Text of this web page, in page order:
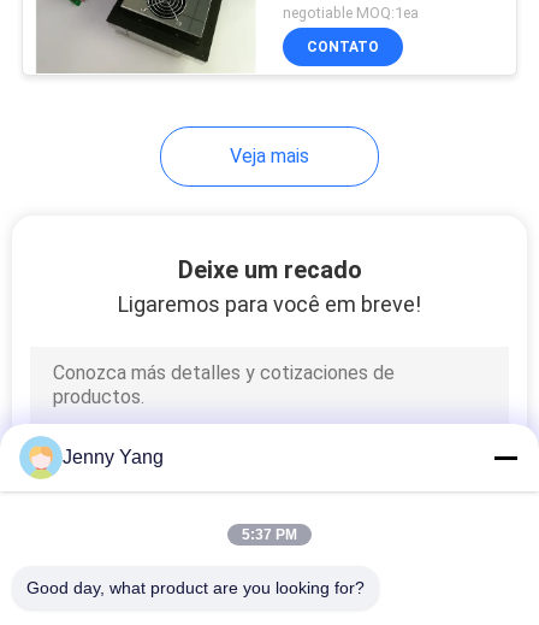
Pin Molex refrigerar
líquido 25000 vezes
negotiable MOQ:1ea
CONTATO
Veja mais
Deixe um recado
Ligaremos para você em breve!
Jenny Yang
5:37 PM
Good day, what product are you looking for?